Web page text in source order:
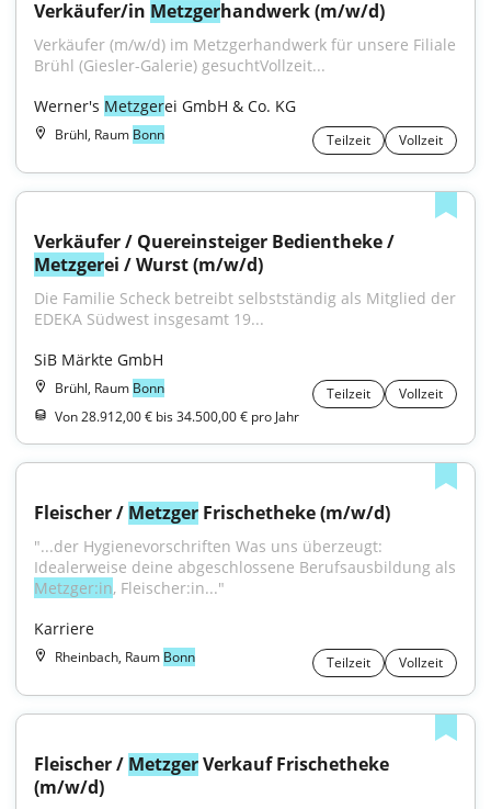
Verkäufer/in Metzgerhandwerk (m/w/d)
Verkäufer (m/w/d) im Metzgerhandwerk für unsere Filiale
Brühl (Giesler-Galerie) gesuchtVollzeit...
Werner's Metzgerei GmbH & Co. KG
Brühl, Raum Bonn Teilzeit Vollzeit
Metzgerei / Wurst (m/w/d)
Die Fa­mi­lie Scheck be­treibt selbst­stän­dig als Mit­glied der
EDEKA Süd­west ins­ge­samt 19...
SiB Märkte GmbH
Brühl, Raum Bonn Teilzeit
Vollzeit
Von 28.912,00 € bis 34.500,00 € pro Jahr
Fleischer / Metzger Frischetheke (m/w/d)
"...der Hygienevorschriften Was uns überzeugt:
Metzger:in, Fleischer:in..."
Karriere
Rheinbach, Raum Bonn Teilzeit Vollzeit
Fleischer / Metzger Verkauf Frischetheke
(m/w/d)